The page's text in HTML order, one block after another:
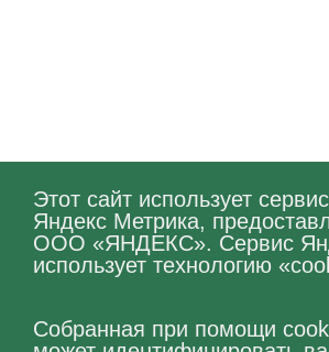
Этот сайт использует
Яндекс Метрика,
ООО «ЯНДЕКС». Сервис
использует технологию
Собранная при помощи